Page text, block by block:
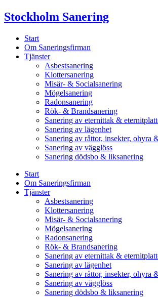
Skip
to
Stockholm Sanering
Start
Om Saneringsfirman
Tjänster
Asbestsanering
Klottersanering
Misär- & Socialsanering
Mögelsanering
Radonsanering
Rök- & Brandsanering
Sanering av eternittak &
Sanering av lägenhet
Sanering av råttor, insekter, ohyra
Sanering av vägglöss
Sanering dödsbo & liksanering
Start
Om Saneringsfirman
Tjänster
Asbestsanering
Klottersanering
Misär- & Socialsanering
Mögelsanering
Radonsanering
Rök- & Brandsanering
Sanering av eternittak &
Sanering av lägenhet
Sanering av råttor, insekter, ohyra
Sanering av vägglöss
Sanering dödsbo & liksanering